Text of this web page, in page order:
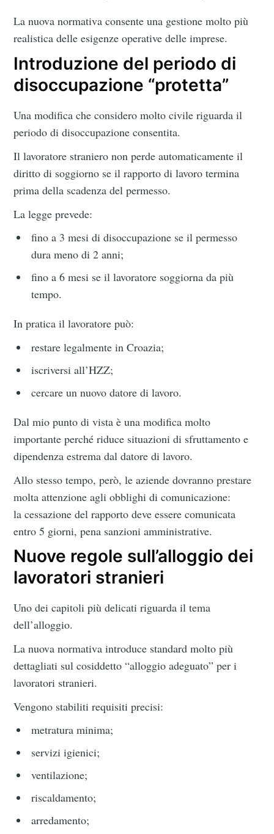
La nuova normativa consente una gestione molto più
realistica delle esigenze operative delle imprese.
Introduzione del periodo di
disoccupazione “protetta”
Una modifica che considero molto civile riguarda il
periodo di disoccupazione consentita.
Il lavoratore straniero non perde automaticamente il
diritto di soggiorno se il rapporto di lavoro termina
prima della scadenza del permesso.
La legge prevede:
fino a 3 mesi di disoccupazione se il permesso
dura meno di 2 anni;
fino a 6 mesi se il lavoratore soggiorna da più
tempo.
In pratica il lavoratore può:
restare legalmente in Croazia;
iscriversi all’HZZ;
cercare un nuovo datore di lavoro.
Dal mio punto di vista è una modifica molto
importante perché riduce situazioni di sfruttamento e
dipendenza estrema dal datore di lavoro.
Allo stesso tempo, però, le aziende dovranno prestare
molta attenzione agli obblighi di comunicazione:
la cessazione del rapporto deve essere comunicata
entro 5 giorni, pena sanzioni amministrative.
Nuove regole sull’alloggio dei
lavoratori stranieri
Uno dei capitoli più delicati riguarda il tema
dell’alloggio.
La nuova normativa introduce standard molto più
dettagliati sul cosiddetto “alloggio adeguato” per i
lavoratori stranieri.
Vengono stabiliti requisiti precisi:
metratura minima;
servizi igienici;
ventilazione;
riscaldamento;
arredamento;